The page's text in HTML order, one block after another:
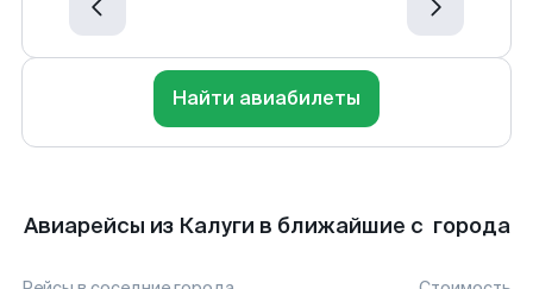
Найти авиабилеты
Авиарейсы из Калуги в ближайшие с города